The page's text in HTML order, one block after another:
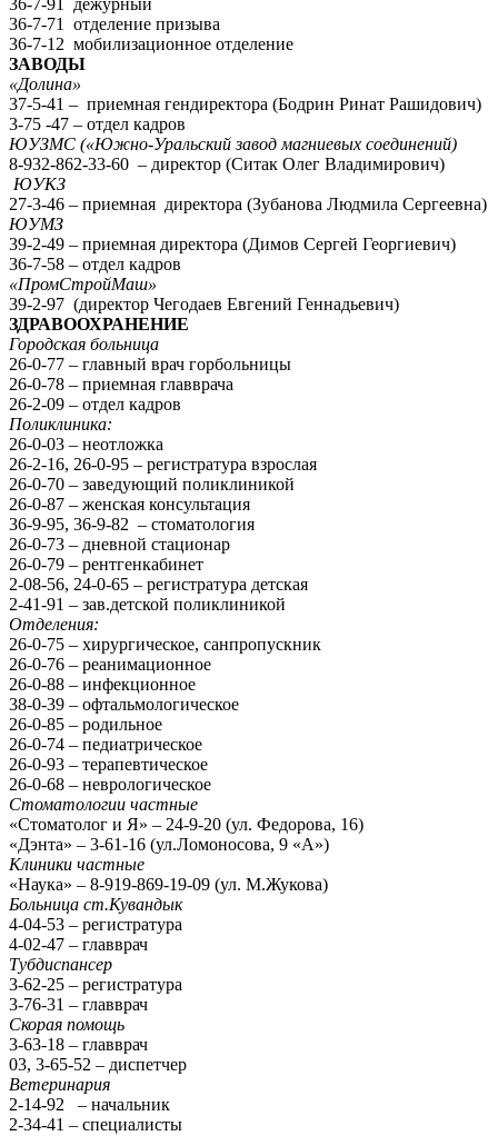
36-7-91 дежурный
36-7-71 отделение призыва
36-7-12 мобилизационное отделение
ЗАВОДЫ
«Долина»
37-5-41 – приемная гендиректора (Бодрин Ринат Рашидович)
3-75 -47 – отдел кадров
ЮУЗМС («Южно-Уральский завод магниевых соединений)
8-932-862-33-60 – директор (Ситак Олег Владимирович)
ЮУКЗ
27-3-46 – приемная директора (Зубанова Людмила Сергеевна)
ЮУМЗ
39-2-49 – приемная директора (Димов Сергей Георгиевич)
36-7-58 – отдел кадров
«ПромСтройМаш»
39-2-97 (директор Чегодаев Евгений Геннадьевич)
ЗДРАВООХРАНЕНИЕ
Городская больница
26-0-77 – главный врач горбольницы
26-0-78 – приемная главврача
26-2-09 – отдел кадров
Поликлиника:
26-0-03 – неотложка
26-2-16, 26-0-95 – регистратура взрослая
26-0-70 – заведующий поликлиникой
26-0-87 – женская консультация
36-9-95, 36-9-82 – стоматология
26-0-73 – дневной стационар
26-0-79 – рентгенкабинет
2-08-56, 24-0-65 – регистратура детская
2-41-91 – зав.детской поликлиникой
Отделения:
26-0-75 – хирургическое, санпропускник
26-0-76 – реанимационное
26-0-88 – инфекционное
38-0-39 – офтальмологическое
26-0-85 – родильное
26-0-74 – педиатрическое
26-0-93 – терапевтическое
26-0-68 – неврологическое
Стоматологии частные
«Стоматолог и Я» – 24-9-20 (ул. Федорова, 16)
«Дэнта» – 3-61-16 (ул.Ломоносова, 9 «А»)
Клиники частные
«Наука» – 8-919-869-19-09 (ул. М.Жукова)
Больница ст.Кувандык
4-04-53 – регистратура
4-02-47 – главврач
Тубдиспансер
3-62-25 – регистратура
3-76-31 – главврач
Скорая помощь
3-63-18 – главврач
03, 3-65-52 – диспетчер
Ветеринария
2-14-92 – начальник
2-34-41 – специалисты